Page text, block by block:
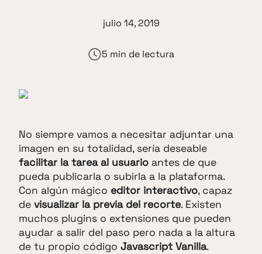
No siempre vamos a necesitar adjuntar una
imagen en su totalidad, sería deseable
facilitar la tarea al usuario antes de que
pueda publicarla o subirla a la plataforma.
Con algún mágico editor interactivo, capaz
de visualizar la previa del recorte. Existen
muchos plugins o extensiones que pueden
ayudar a salir del paso pero nada a la altura
de tu propio código Javascript Vanilla.
julio 14, 2019
5 min de lectura